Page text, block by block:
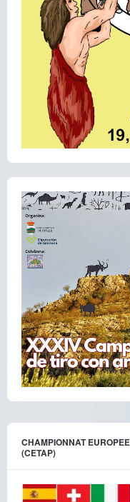
CHAMPIONNAT
(CETAP)